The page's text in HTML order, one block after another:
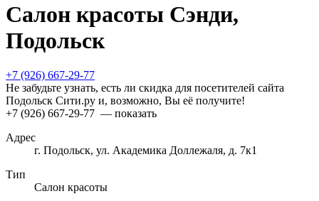
Салон красоты Сэнди,
Подольск
+7 (926) 667-29-77
Не забудьте узнать, есть ли скидка для посетителей сайта
Подольск Сити.ру и, возможно, Вы её получите!
+7 (926) 667-29-77 — показать
Адрес
г. Подольск, ул. Академика Доллежаля, д. 7к1
Тип
Салон красоты